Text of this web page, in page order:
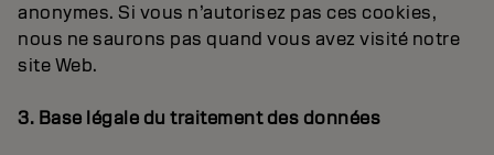
anonymes. Si vous n’autorisez pas ces cookies,
nous ne saurons pas quand vous avez visité notre
site Web.
3. Base légale du traitement des données